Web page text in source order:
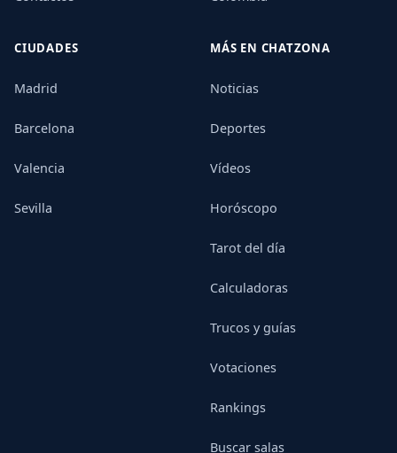
CIUDADES
Madrid
Barcelona
Valencia
Sevilla
MÁS EN CHATZONA
Noticias
Deportes
Vídeos
Horóscopo
Tarot del día
Calculadoras
Trucos y guías
Votaciones
Rankings
Buscar salas